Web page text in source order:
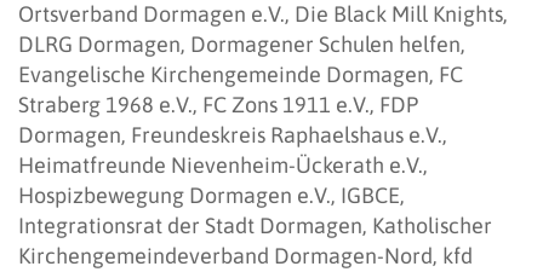
Ortsverband Dormagen e.V., Die Black Mill Knights,
DLRG Dormagen, Dormagener Schulen helfen,
Evangelische Kirchengemeinde Dormagen, FC
Straberg 1968 e.V., FC Zons 1911 e.V., FDP
Dormagen, Freundeskreis Raphaelshaus e.V.,
Heimatfreunde Nievenheim-Ückerath e.V.,
Hospizbewegung Dormagen e.V., IGBCE,
Integrationsrat der Stadt Dormagen, Katholischer
Kirchengemeindeverband Dormagen-Nord, kfd